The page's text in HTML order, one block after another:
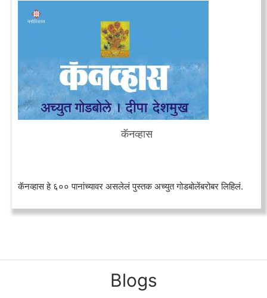
कॅनव्हास
कॅनव्हास हे ६०० पानांच्यावर असलेलं पुस्तक अच्युत गोडबोलेंबरोबर लिहिलं.
Blogs